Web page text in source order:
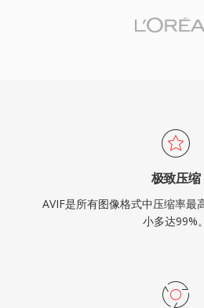
极致压缩
AVIF是所有图像格式中压缩率
小多达99%。